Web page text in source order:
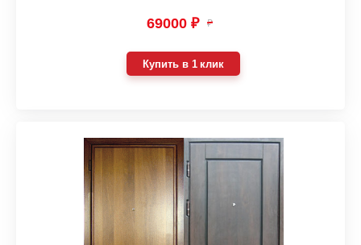
69000 ₽ ₽
Купить в 1 клик